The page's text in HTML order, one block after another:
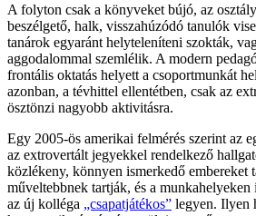
A folyton csak a könyveket bújó, az
beszélgető, halk, visszahúzódó tanulók
tanárok egyaránt helyteleníteni szokták,
aggodalommal szemlélik. A modern
frontális oktatás helyett a csoportmunkát
azonban, a tévhittel ellentétben, csak az
ösztönzi nagyobb aktivitásra.
Egy 2005-ös amerikai felmérés szerint az
az extrovertált jegyekkel rendelkező
közlékeny, könnyen ismerkedő embereket
műveltebbnek tartják, és a
az új kolléga „csapatjátékos” legyen. Ilyen